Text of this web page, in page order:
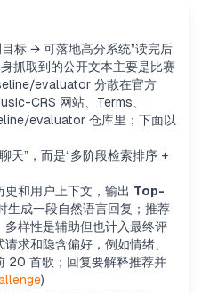
标 → 可落地高分系统”读完后
抓取到的公开文本主要是比赛
evaluator 分散在官方
CRS 网站、Terms、
evaluator 仓库里；下面以
天”，而是“多阶段检索排序 +
史和用户上下文，输出 Top-
生成一段自然语言回复；推荐
样性是辅助但也计入最终评
求和隐含偏好，例如情绪、
20 首歌；回复要解释推荐并
)